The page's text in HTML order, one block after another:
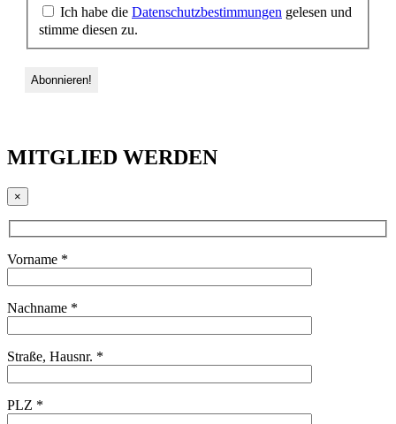
Ich habe die Datenschutzbestimmungen gelesen und
stimme diesen zu.
MITGLIED WERDEN
×
Vorname *
Nachname *
Straße, Hausnr. *
PLZ *